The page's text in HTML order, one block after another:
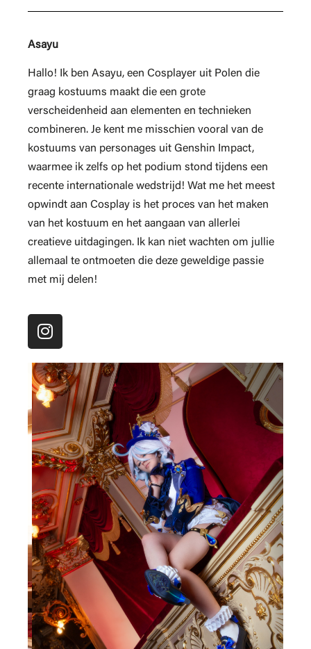
Asayu
Hallo! Ik ben Asayu, een Cosplayer uit Polen die
graag kostuums maakt die een grote
verscheidenheid aan elementen en technieken
combineren. Je kent me misschien vooral van de
kostuums van personages uit Genshin Impact,
waarmee ik zelfs op het podium stond tijdens een
recente internationale wedstrijd! Wat me het meest
opwindt aan Cosplay is het proces van het maken
van het kostuum en het aangaan van allerlei
creatieve uitdagingen. Ik kan niet wachten om jullie
allemaal te ontmoeten die deze geweldige passie
met mij delen!